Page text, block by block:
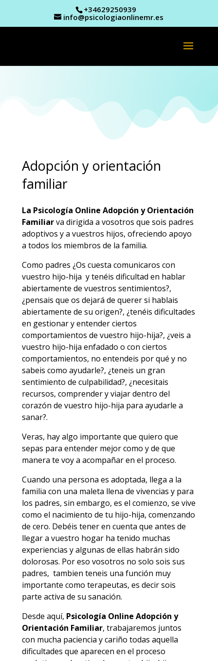
+34629250939
info@psicologiaonlinemr.es
Adopción y orientación
familiar
La Psicología Online Adopción y Orientación
Familiarva dirigida a vosotros que sois padres
adoptivos y a vuestros hijos, ofreciendo apoyo
a todos los miembros de la familia.
Como padres ¿Os cuesta comunicaros con
vuestro hijo-hija y tenéis dificultad en hablar
abiertamente de vuestros sentimientos?,
¿pensais que os dejará de querer si hablais
abiertamente de su origen?, ¿tenéis dificultades
en gestionar y entender ciertos
comportamientos de vuestro hijo-hija?, ¿veis a
vuestro hijo-hija enfadado o con ciertos
comportamientos, no entendeis por qué y no
sabeis como ayudarle?, ¿teneis un gran
sentimiento de culpabilidad?, ¿necesitais
recursos, comprender y viajar dentro del
corazón de vuestro hijo-hija para ayudarle a
sanar?.
Veras, hay algo importante que quiero que
sepas para entender mejor como y de que
manera te voy a acompañar en el proceso.
Cuando una persona es adoptada, llega a la
familia con una maleta llena de vivencias y para
los padres, sin embargo, es el comienzo, se vive
como el nacimiento de tu hijo-hija, comenzando
de cero. Debéis tener en cuenta que antes de
llegar a vuestro hogar ha tenido muchas
experiencias y algunas de ellas habrán sido
dolorosas. Por eso vosotros no solo sois sus
padres, tambien teneis una función muy
importante como terapeutas, es decir sois
parte activa de su sanación.
Desde aquí, Psicología Online Adopción y
Orientación Familiar, trabajaremos juntos
con mucha paciencia y cariño todas aquella
dificultades que aparecen en el proceso